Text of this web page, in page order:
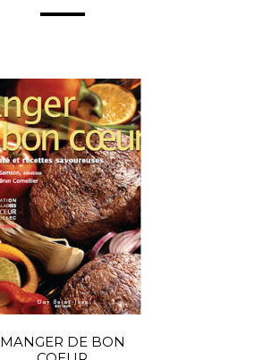
MANGER DE BON